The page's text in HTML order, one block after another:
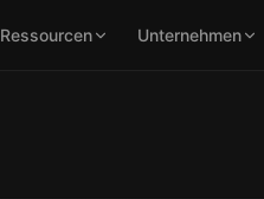
Ressourcen Unternehmen